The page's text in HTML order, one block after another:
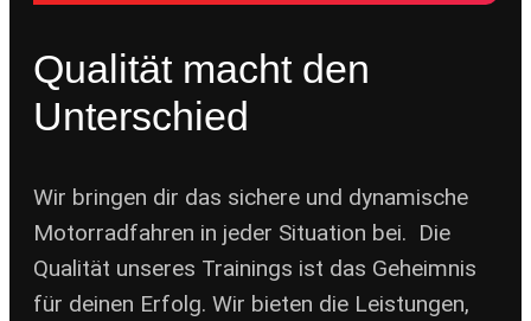
Qualität macht den
Unterschied
Wir bringen dir das sichere und dynamische
Motorradfahren in jeder Situation bei. Die
Qualität unseres Trainings ist das Geheimnis
für deinen Erfolg. Wir bieten die Leistungen,